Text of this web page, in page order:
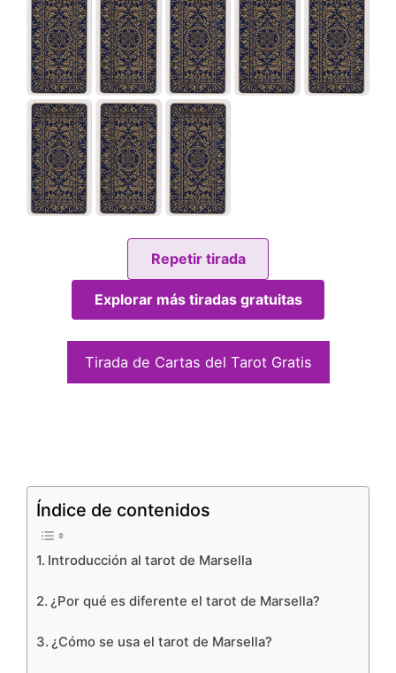
Repetir tirada
Explorar más tiradas gratuitas
Tirada de Cartas del Tarot Gratis
Índice de contenidos
Introducción al tarot de Marsella
¿Por qué es diferente el tarot de Marsella?
¿Cómo se usa el tarot de Marsella?